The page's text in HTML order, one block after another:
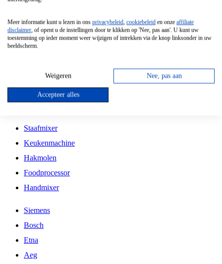
Vrijstaande Magnetron
Vrijstaande Kookplaat
Inbouw Gaskookplaat
Inbouw Keramische Kookplaat
Kookplaat Accessoires
Staafmixer
Keukenmachine
Hakmolen
Foodprocessor
Handmixer
Siemens
Bosch
Etna
Aeg
Meer informatie kunt u lezen in ons privacybeleid, cookiebeleid en onze affiliate
disclaimer, of opent u de instellingen door te klikken op 'Nee, pas aan'. U kunt uw
toestemming op ieder moment weer wijzigen of intrekken via de knop linksonder in uw
beeldscherm.
Weigeren Nee, pas aan
Accepteer alles